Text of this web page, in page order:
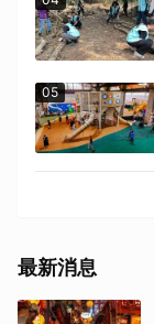
05
最新消息